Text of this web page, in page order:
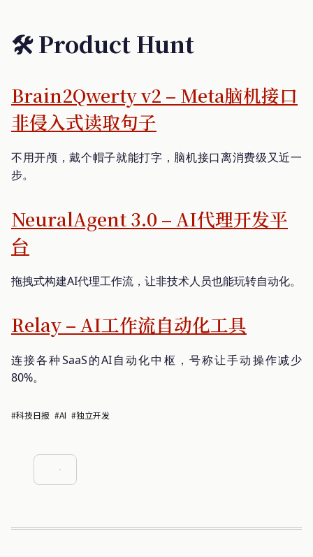
🛠️ Product Hunt
Brain2Qwerty v2 – Meta脑机接口
非侵入式读取句子
不用开颅，戴个帽子就能打字，脑机接口离消费级又近一
步。
NeuralAgent 3.0 – AI代理开发平
台
拖拽式构建AI代理工作流，让非技术人员也能玩转自动化。
Relay – AI工作流自动化工具
连接各种SaaS的AI自动化中枢，号称让手动操作减少
80%。
#科技日报 #AI #独立开发